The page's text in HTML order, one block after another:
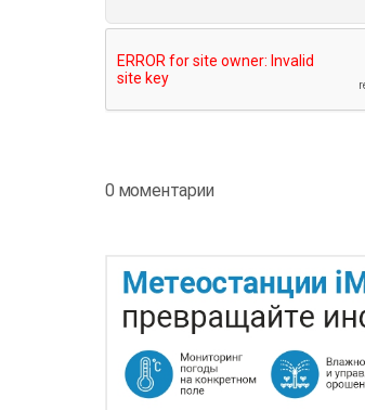
0 моментарии